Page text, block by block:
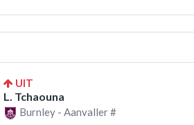
UIT
L. Tchaouna
Burnley - Aanvaller #